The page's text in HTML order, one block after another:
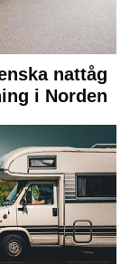
nattåg
i Norden